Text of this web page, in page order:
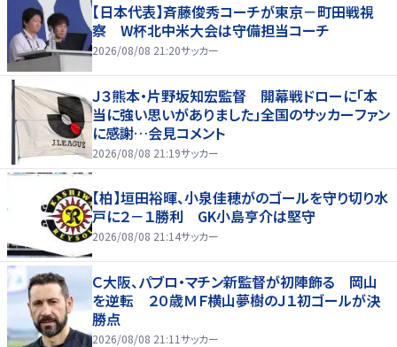
【日本代表】斉藤俊秀コーチが東京－町田戦視
察 W杯北中米大会は守備担当コーチ
2026/08/08 21:20サッカー
Ｊ３熊本・片野坂知宏監督 開幕戦ドローに「本
当に強い思いがありました」全国のサッカーファン
に感謝…会見コメント
2026/08/08 21:19サッカー
【柏】垣田裕暉、小泉佳穂がのゴールを守り切り水
戸に２－１勝利 GK小島亨介は堅守
2026/08/08 21:14サッカー
Ｃ大阪、パブロ・マチン新監督が初陣飾る 岡山
を逆転 ２０歳ＭＦ横山夢樹のＪ１初ゴールが決
勝点
2026/08/08 21:11サッカー